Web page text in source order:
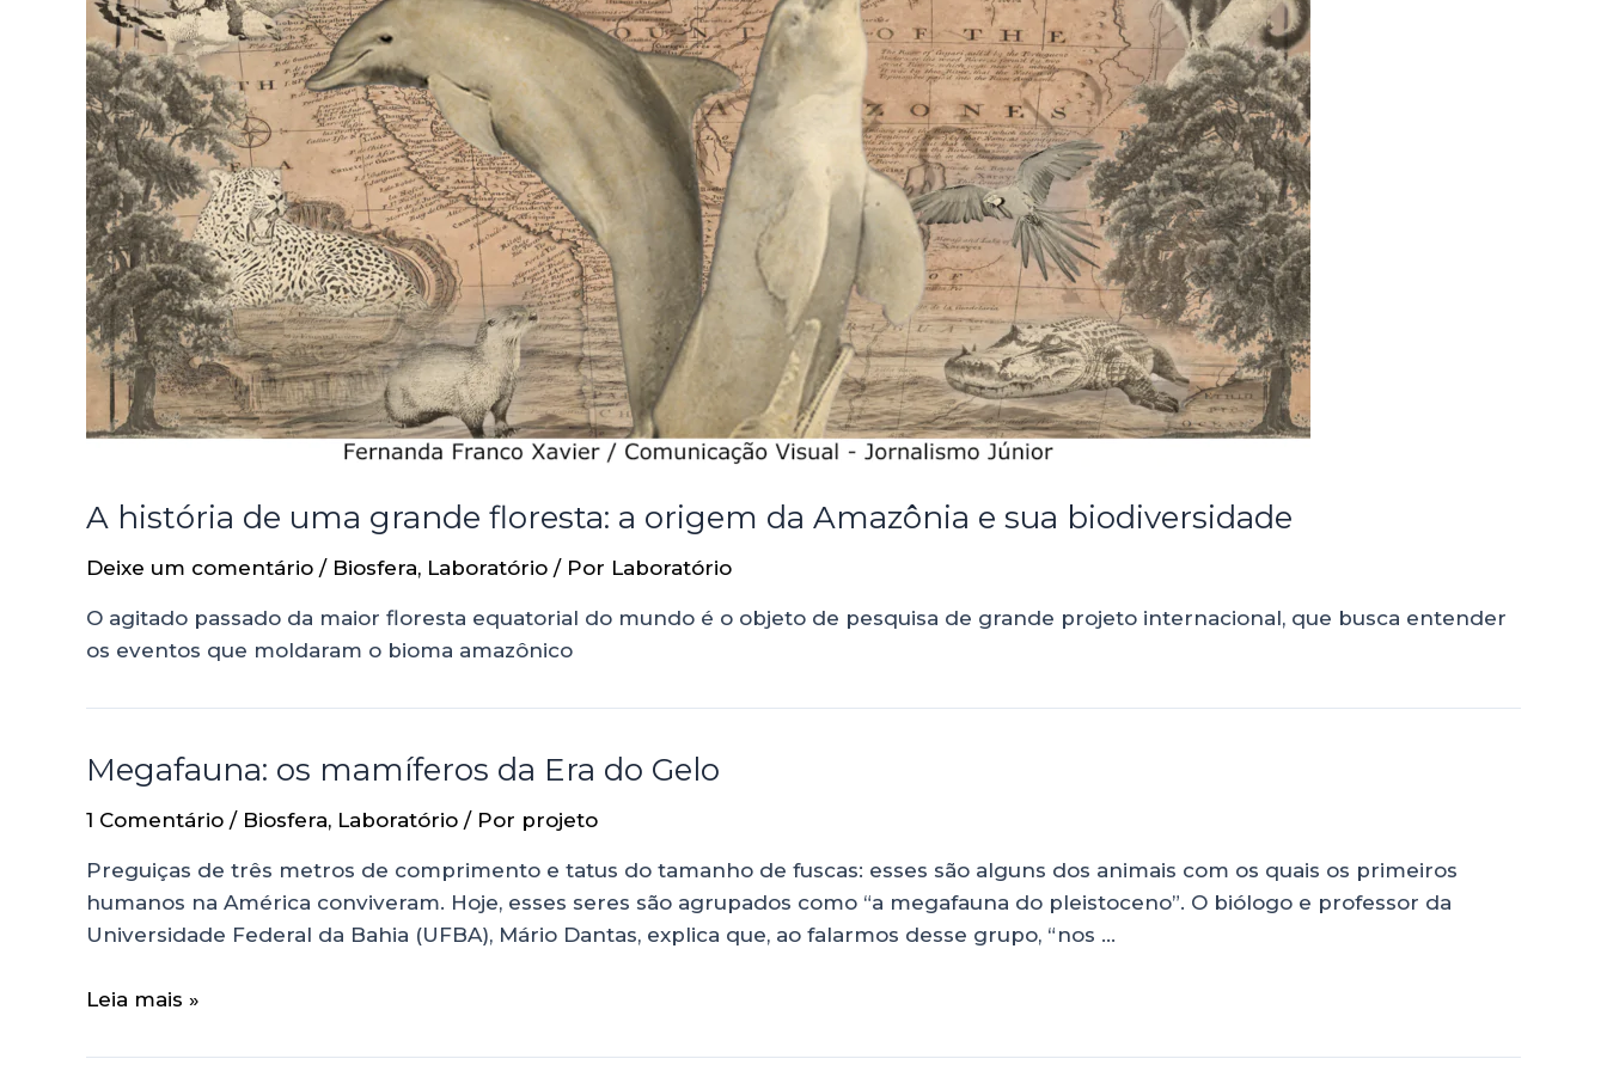
A história de uma grande floresta: a origem da Amazônia e sua biodiversidade
Deixe um comentário / Biosfera, Laboratório / Por Laboratório
O agitado passado da maior floresta equatorial do mundo é o objeto de pesquisa de grande projeto internacional, que busca entender
os eventos que moldaram o bioma amazônico
Megafauna: os mamíferos da Era do Gelo
1 Comentário / Biosfera, Laboratório / Por projeto
Preguiças de três metros de comprimento e tatus do tamanho de fuscas: esses são alguns dos animais com os quais os primeiros
humanos na América conviveram. Hoje, esses seres são agrupados como “a megafauna do pleistoceno”. O biólogo e professor da
Universidade Federal da Bahia (UFBA), Mário Dantas, explica que, ao falarmos desse grupo, “nos …
Leia mais »